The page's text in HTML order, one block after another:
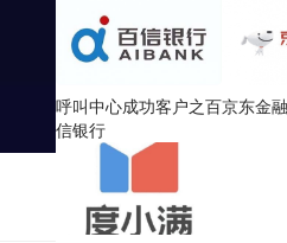
呼叫中心成功客户之百
信银行
京东金融